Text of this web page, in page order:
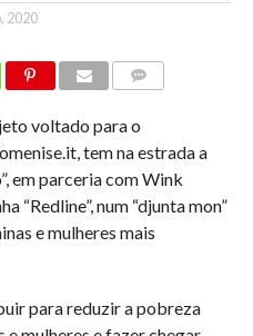
2020
voltado para o
tem na estrada a
em parceria com Wink
“Redline”, num “djunta mon”
e mulheres mais
para reduzir a pobreza